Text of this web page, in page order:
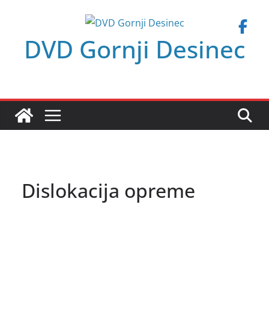
contentDVD Gornji Desinec
Dislokacija opreme